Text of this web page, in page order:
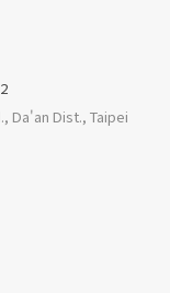
Da'an Dist., Taipei